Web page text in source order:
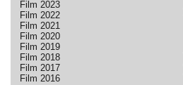
Film 2023
Film 2022
Film 2021
Film 2020
Film 2019
Film 2018
Film 2017
Film 2016